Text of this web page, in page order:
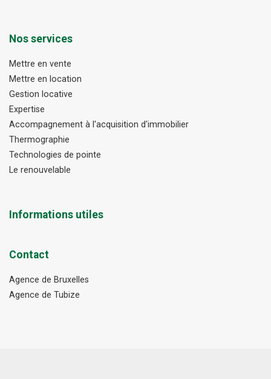
Nos services
Mettre en vente
Mettre en location
Gestion locative
Expertise
Accompagnement à l'acquisition d'immobilier
Thermographie
Technologies de pointe
Le renouvelable
Informations utiles
Contact
Agence de Bruxelles
Agence de Tubize